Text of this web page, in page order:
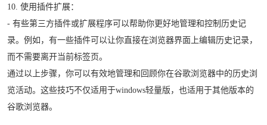
10. 使用插件扩展：
- 有些第三方插件或扩展程序可以帮助你更好地管理和控制历史记
录。例如，有一些插件可以让你直接在浏览器界面上编辑历史记录，
而不需要离开当前标签页。
通过以上步骤，你可以有效地管理和回顾你在谷歌浏览器中的历史浏
览活动。这些技巧不仅适用于windows轻量版，也适用于其他版本的
谷歌浏览器。